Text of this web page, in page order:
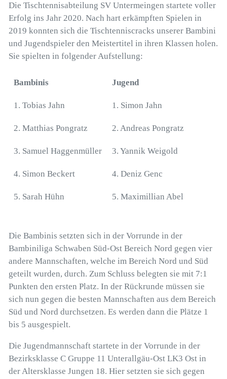
Die Tischtennisabteilung SV Untermeingen startete voller
Erfolg ins Jahr 2020. Nach hart erkämpften Spielen in
2019 konnten sich die Tischtenniscracks unserer Bambini
und Jugendspieler den Meistertitel in ihren Klassen holen.
Sie spielten in folgender Aufstellung:
Bambinis Jugend
1. Tobias Jahn 1. Simon Jahn
2. Matthias Pongratz 2. Andreas Pongratz
3. Samuel Haggenmüller 3. Yannik Weigold
4. Simon Beckert 4. Deniz Genc
5. Sarah Hühn 5. Maximillian Abel
Die Bambinis setzten sich in der Vorrunde in der
Bambiniliga Schwaben Süd-Ost Bereich Nord gegen vier
andere Mannschaften, welche im Bereich Nord und Süd
geteilt wurden, durch. Zum Schluss belegten sie mit 7:1
Punkten den ersten Platz. In der Rückrunde müssen sie
sich nun gegen die besten Mannschaften aus dem Bereich
Süd und Nord durchsetzen. Es werden dann die Plätze 1
bis 5 ausgespielt.
Die Jugendmannschaft startete in der Vorrunde in der
Bezirksklasse C Gruppe 11 Unterallgäu-Ost LK3 Ost in
der Altersklasse Jungen 18. Hier setzten sie sich gegen